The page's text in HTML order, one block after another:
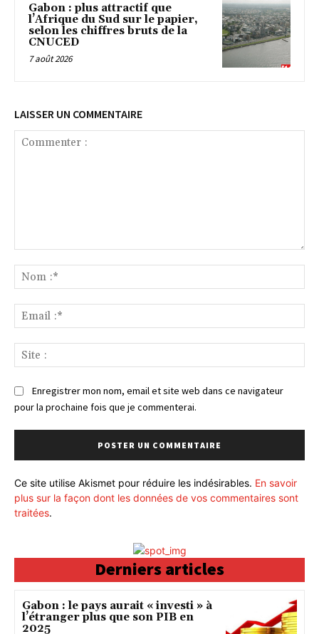
Gabon : plus attractif que
l’Afrique du Sud sur le papier,
selon les chiffres bruts de la
CNUCED
7 août 2026
LAISSER UN COMMENTAIRE
:*
:*
:
Enregistrer mon nom, email et site web dans ce navigateur
pour la prochaine fois que je commenterai.
Ce site utilise Akismet pour réduire les indésirables. En savoir
plus sur la façon dont les données de vos commentaires sont
traitées.
Derniers articles
Gabon : le pays aurait « investi » à
l’étranger plus que son PIB en
2025